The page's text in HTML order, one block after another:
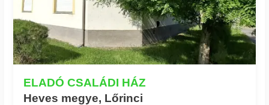
ELADÓ CSALÁDI HÁZ
Heves megye, Lőrinci